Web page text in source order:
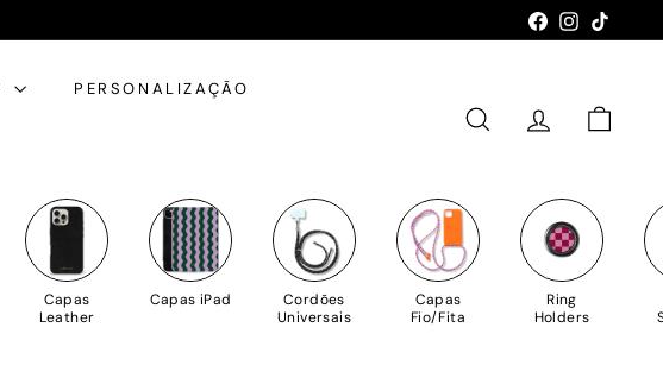
Facebook
Instagram
PERSONALIZAÇÃO
PESQUISAR
CONTA
Capas
Leather
Capas iPad
Cordões
Universais
Capas
Fio/Fita
Ring
Holders